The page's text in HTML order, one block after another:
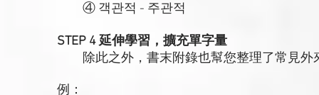
④ 객관적 - 주관적
STEP 4 延伸學習，擴充單字量
除此之外，書末附錄也幫您整理了常見外
例：